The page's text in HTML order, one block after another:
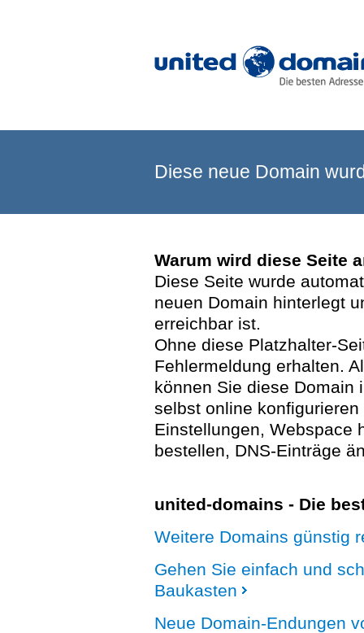
Diese neue Domain
Warum wird diese Seite
Diese Seite wurde
neuen Domain hinterlegt
erreichbar ist.
Ohne diese Platzhalter-
Fehlermeldung erhalten.
können Sie diese Domain
selbst online
Einstellungen, Webspace
bestellen, DNS-Einträge
united-domains - Die
Weitere Domains günstig
Gehen Sie einfach und
Baukasten
Neue Domain-Endungen